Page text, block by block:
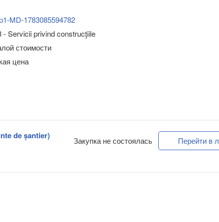
MD-1783085594782
- Servicii privind construcţiile
стоимости
цена
de șantier) Закупка не состоялась Перейти в